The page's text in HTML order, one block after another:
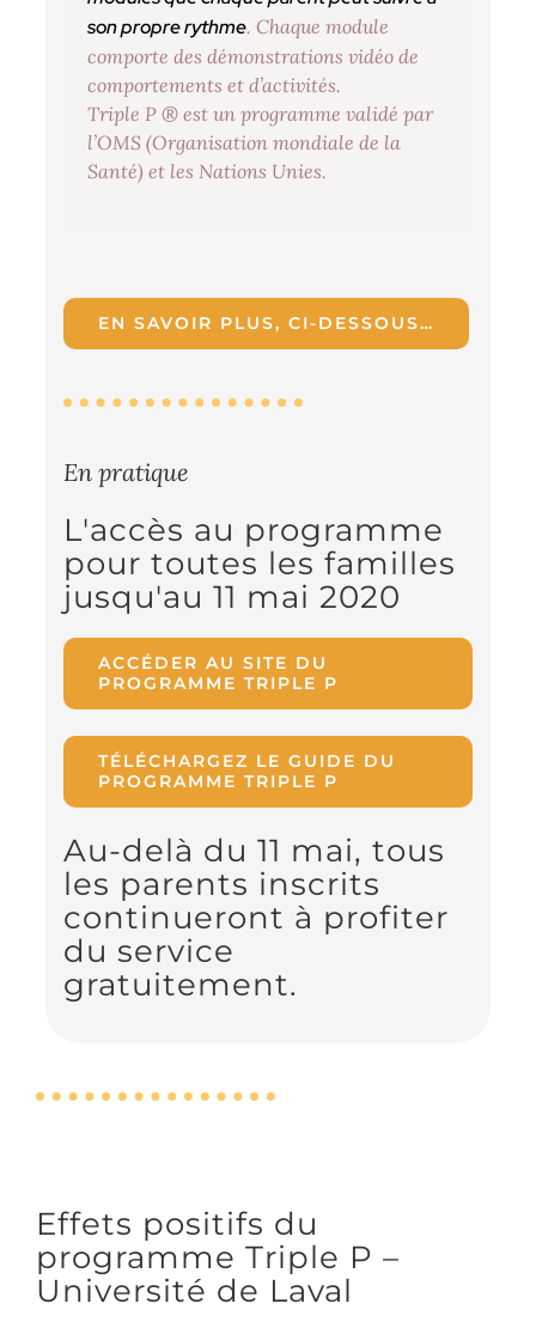
son propre rythme. Chaque module
comporte des démonstrations vidéo de
comportements et d’activités.
Triple P ® est un programme validé par
l’OMS (Organisation mondiale de la
Santé) et les Nations Unies.
EN SAVOIR PLUS, CI-DESSOUS…
En pratique
L'accès au programme
pour toutes les familles
jusqu'au 11 mai 2020
ACCÉDER AU SITE DU
PROGRAMME TRIPLE P
TÉLÉCHARGEZ LE GUIDE DU
PROGRAMME TRIPLE P
Au-delà du 11 mai, tous
les parents inscrits
continueront à profiter
du service
gratuitement.
Effets positifs du
programme Triple P –
Université de Laval